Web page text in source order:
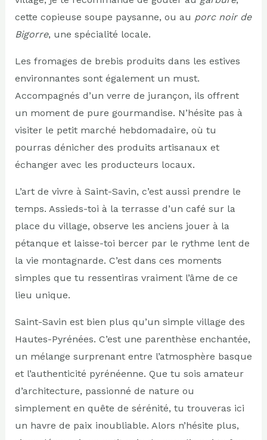
cette copieuse soupe paysanne, ou au porc noir de
Bigorre, une spécialité locale.
Les fromages de brebis produits dans les estives
environnantes sont également un must.
Accompagnés d’un verre de jurançon, ils offrent
un moment de pure gourmandise. N’hésite pas à
visiter le petit marché hebdomadaire, où tu
pourras dénicher des produits artisanaux et
échanger avec les producteurs locaux.
L’art de vivre à Saint-Savin, c’est aussi prendre le
temps. Assieds-toi à la terrasse d’un café sur la
place du village, observe les anciens jouer à la
pétanque et laisse-toi bercer par le rythme lent de
la vie montagnarde. C’est dans ces moments
simples que tu ressentiras vraiment l’âme de ce
lieu unique.
Saint-Savin est bien plus qu’un simple village des
Hautes-Pyrénées. C’est une parenthèse enchantée,
un mélange surprenant entre l’atmosphère basque
et l’authenticité pyrénéenne. Que tu sois amateur
d’architecture, passionné de nature ou
simplement en quête de sérénité, tu trouveras ici
un havre de paix inoubliable. Alors n’hésite plus,